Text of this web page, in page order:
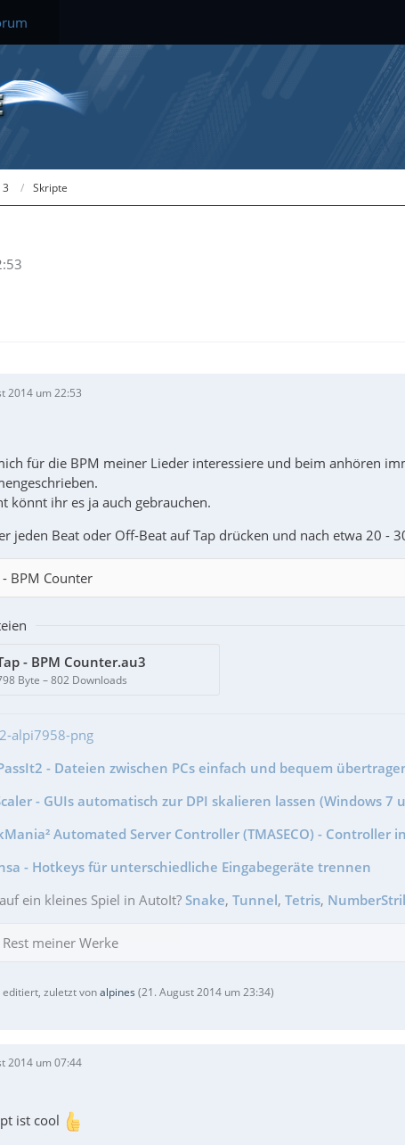
Skripte
2014 um 22:53
für die BPM meiner Lieder interessiere und beim anhören
könnt ihr es ja auch gebrauchen.
jeden Beat oder Off-Beat auf Tap drücken und nach etwa 20 -
- BPM Counter
- BPM Counter.au3
Byte – 802 Downloads
- Dateien zwischen PCs einfach und bequem
- GUIs automatisch zur DPI skalieren lassen (Windows 7
Automated Server Controller (TMASECO) -
- Hotkeys für unterschiedliche Eingabegeräte trennen
ein kleines Spiel in AutoIt? Snake, Tunnel, Tetris,
meiner Werke
editiert, zuletzt vonalpines (21. August 2014 um 23:34)
2014 um 07:44
ist cool